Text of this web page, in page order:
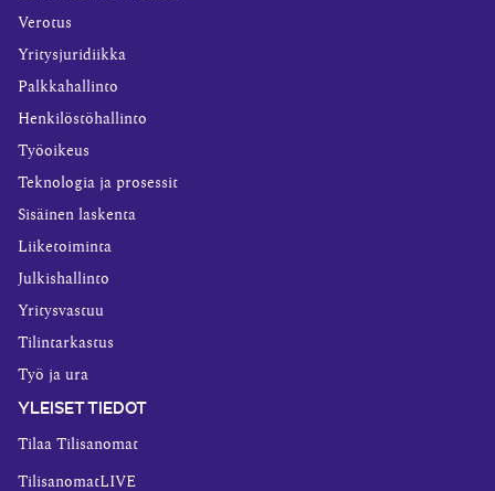
Verotus
Yritysjuridiikka
Palkkahallinto
Henkilöstöhallinto
Työoikeus
Teknologia ja prosessit
Sisäinen laskenta
Liiketoiminta
Julkishallinto
Yritysvastuu
Tilintarkastus
Työ ja ura
YLEISET TIEDOT
Tilaa Tilisanomat
TilisanomatLIVE